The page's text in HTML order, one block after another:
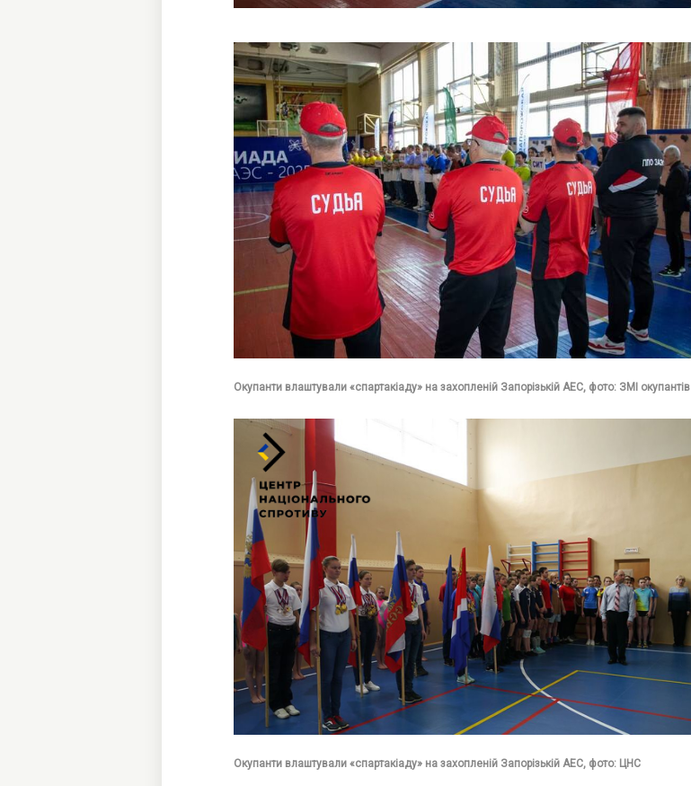
Окупанти влаштували «спартакіаду» на захопленій Запорізькій АЕС, фото: ЗМІ окупантів
Окупанти влаштували «спартакіаду» на захопленій Запорізькій АЕС, фото: ЦНС